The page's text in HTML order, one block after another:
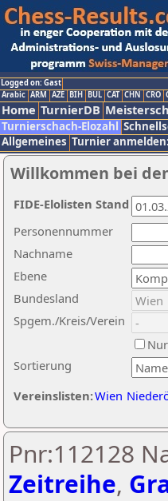
Logged on: Gast
Arabic ARM AZE BIH BUL CAT CHN CRO
Home TurnierDB
Turnierschach-Elozahl
Allgemeines Turnier
Willkommen bei
Nachname
Ebene
Sortierung
Personennummer
Bundesland
Spgem./Kreis/Verein
Vereinslisten:Wien
FIDE-Elolisten Stand
Pnr:112128
Zeitreihe,